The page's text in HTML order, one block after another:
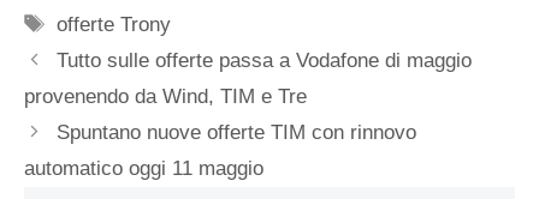
Tag
offerte Trony
Tutto sulle offerte passa a Vodafone di maggio
provenendo da Wind, TIM e Tre
Spuntano nuove offerte TIM con rinnovo
automatico oggi 11 maggio